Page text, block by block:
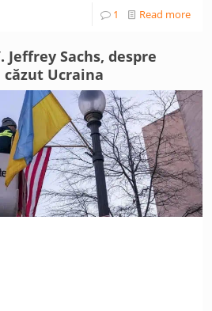
1 Read more
Jeffrey Sachs, despre
căzut Ucraina